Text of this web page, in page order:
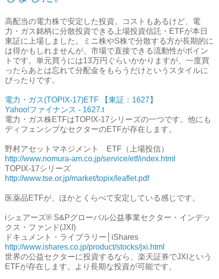
高配当の電力株で安定した投資。コストもあるけど、電
力・ガス銘柄に分散投資できる上場投資信託・ETFが本日
東証に上場しました。ミニ株やS株で分散する方が長期的に
は得かもしれませんが、市場で直接できる流動性がポイン
トです。単元買うには13万円ぐらいかかりますが、一度買
ったらあとは忘れて分配金をもらうだけというスタイルに
ぴったりです。
電力・ガス(TOPIX-17)ETF 【東証：1627】
Yahoo!ファイナンス - 1627.t
電力・ガス株ETFはTOPIX-17シリーズの一つです。他にも
ディフェンシブなセクターのETFが存在します。
野村アセットマネジメント ETF（上場投信）
http://www.nomura-am.co.jp/service/etf/index.html
TOPIX-17シリーズ
http://www.tse.or.jp/market/topix/leaflet.pdf
医薬品ETFが、ほかとくらべて安定している感じです。
iシェアーズ® S&Pグローバル公益事業セクター・インデッ
クス・ファンド(JXI)
ドキュメント・ライブラリー│iShares
http://www.ishares.co.jp/product/stocks/jxi.html
世界の公益セクターに投資するなら、楽天証券でJXIという
ETFが存在します。より長期な投資が可能です。